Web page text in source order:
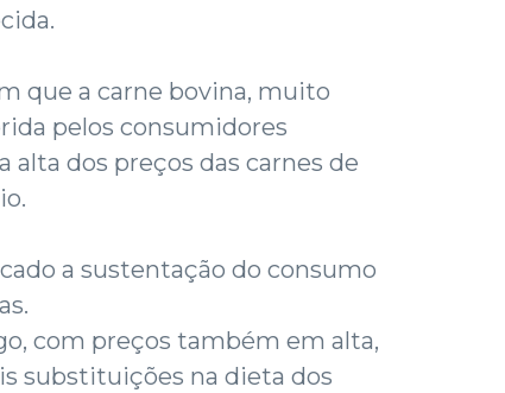
que a carne bovina, muito
pelos consumidores
alta dos preços das carnes de
a sustentação do consumo
com preços também em alta,
substituições na dieta dos